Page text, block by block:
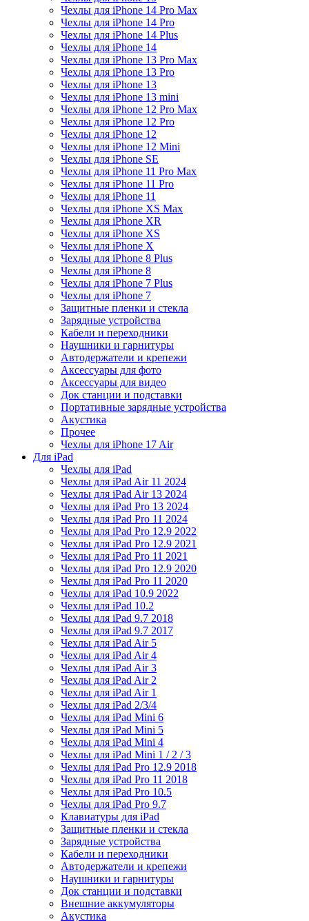
Чехлы для iPhone 14 Pro Max
Чехлы для iPhone 14 Pro
Чехлы для iPhone 14 Plus
Чехлы для iPhone 14
Чехлы для iPhone 13 Pro Max
Чехлы для iPhone 13 Pro
Чехлы для iPhone 13
Чехлы для iPhone 13 mini
Чехлы для iPhone 12 Pro Max
Чехлы для iPhone 12 Pro
Чехлы для iPhone 12
Чехлы для iPhone 12 Mini
Чехлы для iPhone SE
Чехлы для iPhone 11 Pro Max
Чехлы для iPhone 11 Pro
Чехлы для iPhone 11
Чехлы для iPhone XS Max
Чехлы для iPhone XR
Чехлы для iPhone XS
Чехлы для iPhone X
Чехлы для iPhone 8 Plus
Чехлы для iPhone 8
Чехлы для iPhone 7 Plus
Чехлы для iPhone 7
Защитные пленки и стекла
Зарядные устройства
Кабели и переходники
Наушники и гарнитуры
Автодержатели и крепежи
Аксессуары для фото
Аксессуары для видео
Док станции и подставки
Портативные зарядные устройства
Акустика
Прочее
Чехлы для iPhone 17 Air
Для iPad
Чехлы для iPad
Чехлы для iPad Air 11 2024
Чехлы для iPad Air 13 2024
Чехлы для iPad Pro 13 2024
Чехлы для iPad Pro 11 2024
Чехлы для iPad Pro 12.9 2022
Чехлы для iPad Pro 12.9 2021
Чехлы для iPad Pro 11 2021
Чехлы для iPad Pro 12.9 2020
Чехлы для iPad Pro 11 2020
Чехлы для iPad 10.9 2022
Чехлы для iPad 10.2
Чехлы для iPad 9.7 2018
Чехлы для iPad 9.7 2017
Чехлы для iPad Air 5
Чехлы для iPad Air 4
Чехлы для iPad Air 3
Чехлы для iPad Air 2
Чехлы для iPad Air 1
Чехлы для iPad 2/3/4
Чехлы для iPad Mini 6
Чехлы для iPad Mini 5
Чехлы для iPad Mini 4
Чехлы для iPad Mini 1 / 2 / 3
Чехлы для iPad Pro 12.9 2018
Чехлы для iPad Pro 11 2018
Чехлы для iPad Pro 10.5
Чехлы для iPad Pro 9.7
Клавиатуры для iPad
Защитные пленки и стекла
Зарядные устройства
Кабели и переходники
Автодержатели и крепежи
Наушники и гарнитуры
Док станции и подставки
Внешние аккумуляторы
Акустика